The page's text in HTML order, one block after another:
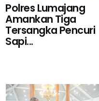
Polres Lumajang
Amankan Tiga
Tersangka Pencuri
Sapi...